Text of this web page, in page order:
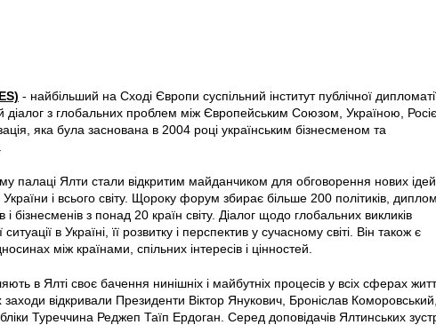
- найбільший на Сході Європи суспільний інститут публічної
діалог з глобальних проблем між Європейським Союзом, Україною,
яка була заснована в 2004 році українським бізнесменом та
палаці Ялти стали відкритим майданчиком для обговорення нових ідей
і всього світу. Щороку форум збирає більше 200 політиків,
і бізнесменів з понад 20 країн світу. Діалог щодо глобальних викликів
в Україні, її розвитку і перспектив у сучасному світі. Він також є
між країнами, спільних інтересів і цінностей.
в Ялті своє бачення нинішніх і майбутніх процесів у всіх сферах
відкривали Президенти Віктор Янукович, Броніслав Коморовський,
Туреччина Реджеп Таїп Ердоган. Серед доповідачів Ялтинських